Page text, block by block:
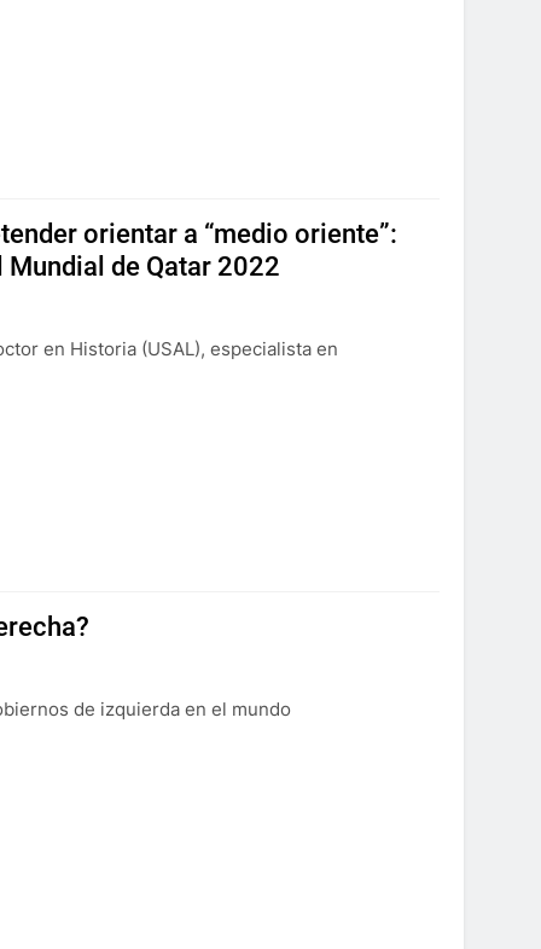
orientar a “medio oriente”:
de Qatar 2022
en Historia (USAL), especialista en
de izquierda en el mundo